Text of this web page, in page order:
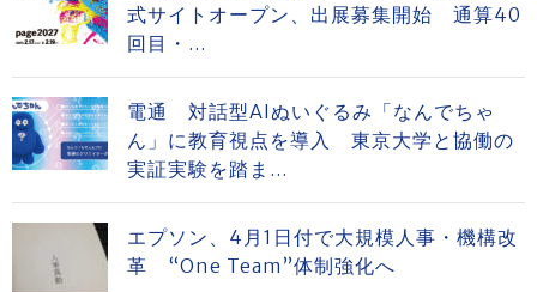
式サイトオープン、出展募集開始 通算40
回目・...
電通 対話型AIぬいぐるみ「なんでちゃ
ん」に教育視点を導入 東京大学と協働の
実証実験を踏ま...
エプソン、4月1日付で大規模人事・機構改
革 “One Team”体制強化へ